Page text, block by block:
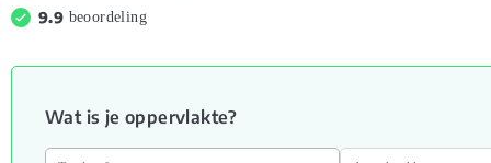
9.9 beoordeling
Wat is je oppervlakte?